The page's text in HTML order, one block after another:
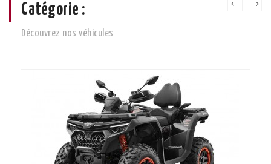
Catégorie :
Découvrez nos véhicules